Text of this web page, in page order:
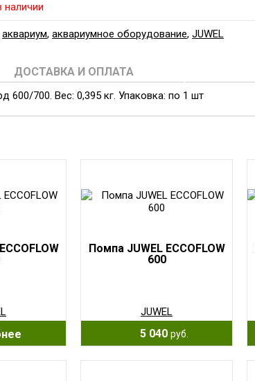
наличии
аквариум, аквариумное оборудование, JUWEL
ДОСТАВКА И ОПЛАТА
600/700. Вес: 0,395 кг. Упаковка: по 1 шт
Помпа JUWEL ECCOFLOW
600
JUWEL
5 040 руб.